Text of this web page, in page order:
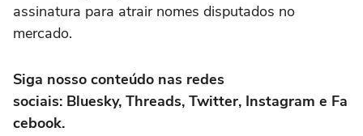
assinatura para atrair nomes disputados no
mercado.
Siga nosso conteúdo nas redes
sociais: Bluesky, Threads, Twitter, Instagram e Fa
cebook.